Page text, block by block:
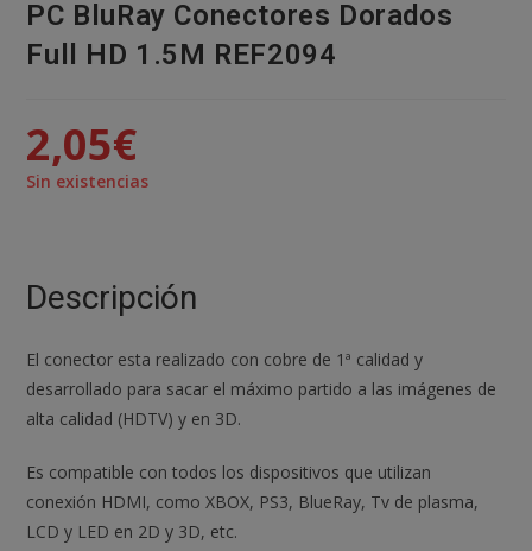
PC BluRay Conectores Dorados
Full HD 1.5M REF2094
2,05€
Sin existencias
Descripción
El conector esta realizado con cobre de 1ª calidad y
desarrollado para sacar el máximo partido a las imágenes de
alta calidad (HDTV) y en 3D.
Es compatible con todos los dispositivos que utilizan
conexión HDMI, como XBOX, PS3, BlueRay, Tv de plasma,
LCD y LED en 2D y 3D, etc.